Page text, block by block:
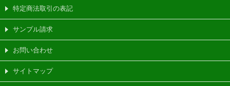
特定商法取引の表記
サンプル請求
お問い合わせ
サイトマップ